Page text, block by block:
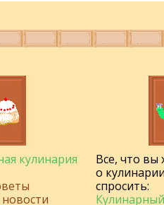
кулинария
Все, что вы
о
спросить: